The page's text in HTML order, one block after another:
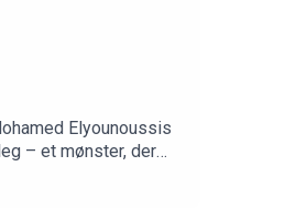
Elyounoussis
– et mønster, der
–